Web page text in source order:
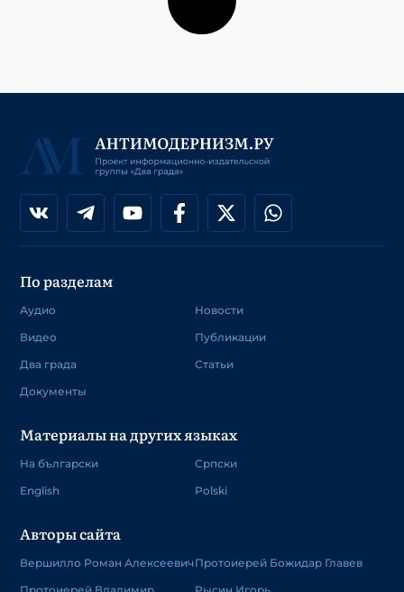
По разделам
Аудио
Видео
Два града
Документы
Новости
Публикации
Статьи
Материалы на других языках
На български
English
Српски
Polski
Авторы сайта
Вершилло Роман Алексеевич Протоиерей Божидар Главев